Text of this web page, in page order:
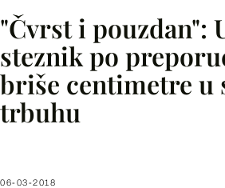
"Čvrst i pouzdan":
steznik po
briše centimetre u
trbuhu
06-03-2018
Facebook
X